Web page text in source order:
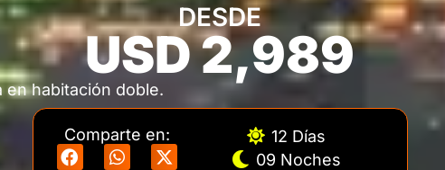
DESDE
USD 2,989
habitación doble.
Comparte en:
12 Días
09 Noches